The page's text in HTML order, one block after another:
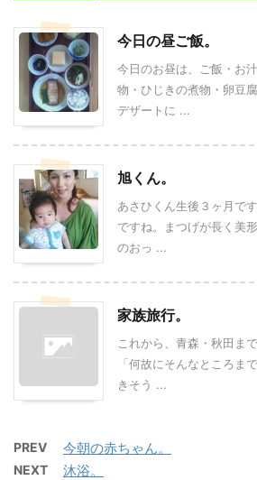
今日の昼ご飯。
今日のお昼は、ご飯・お
物・ひじきの煮物・卵豆
デザートに ...
旭くん。
あさひくん生後３ヶ月で
ですね。まつげが長く美
のおっ ...
家族旅行。
これから、青森・秋田ま
「何故にそんなところま
きそう ...
PREV 今朝の赤ちゃん。
NEXT 沐浴。